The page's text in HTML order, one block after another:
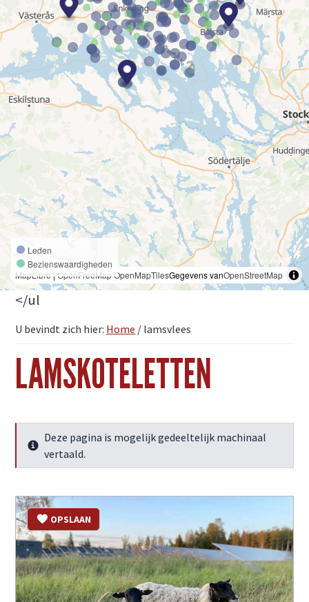
Leden
Bezienswaardigheden
MapLibre | OpenFreeMapOpenMapTilesGegevens vanOpenStreetMap
</ul
U bevindt zich hier: Home / lamsvlees
LAMSKOTELETTEN
Meer info
Deze pagina is mogelijk gedeeltelijk machinaal
vertaald.
OPSLAAN